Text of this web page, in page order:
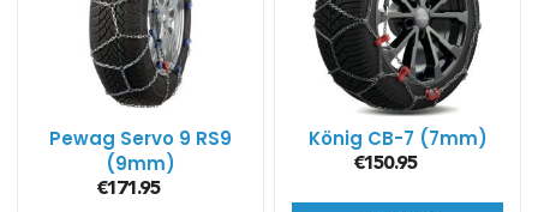
Pewag Servo 9 RS9
(9mm)
€171.95
König CB-7 (7mm)
€150.95